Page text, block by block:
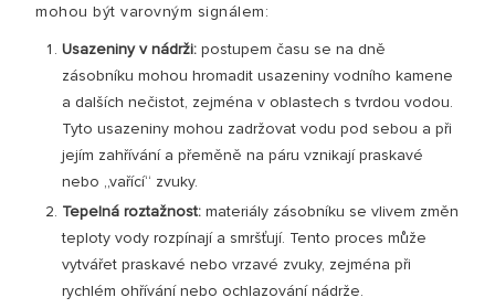
mohou být varovným signálem:
Usazeniny v nádrži: postupem času se na dně
zásobníku mohou hromadit usazeniny vodního kamene
a dalších nečistot, zejména v oblastech s tvrdou vodou.
Tyto usazeniny mohou zadržovat vodu pod sebou a při
jejím zahřívání a přeměně na páru vznikají praskavé
nebo „vařící“ zvuky.
Tepelná roztažnost: materiály zásobníku se vlivem změn
teploty vody rozpínají a smršťují. Tento proces může
vytvářet praskavé nebo vrzavé zvuky, zejména při
rychlém ohřívání nebo ochlazování nádrže.